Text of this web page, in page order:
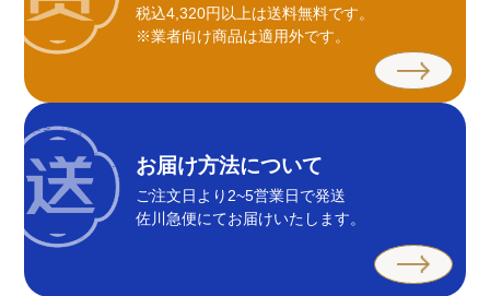
税込4,320円以上は送料無料です。
※業者向け商品は適用外です。
お届け方法について
ご注文日より2~5営業日で発送
佐川急便にてお届けいたします。